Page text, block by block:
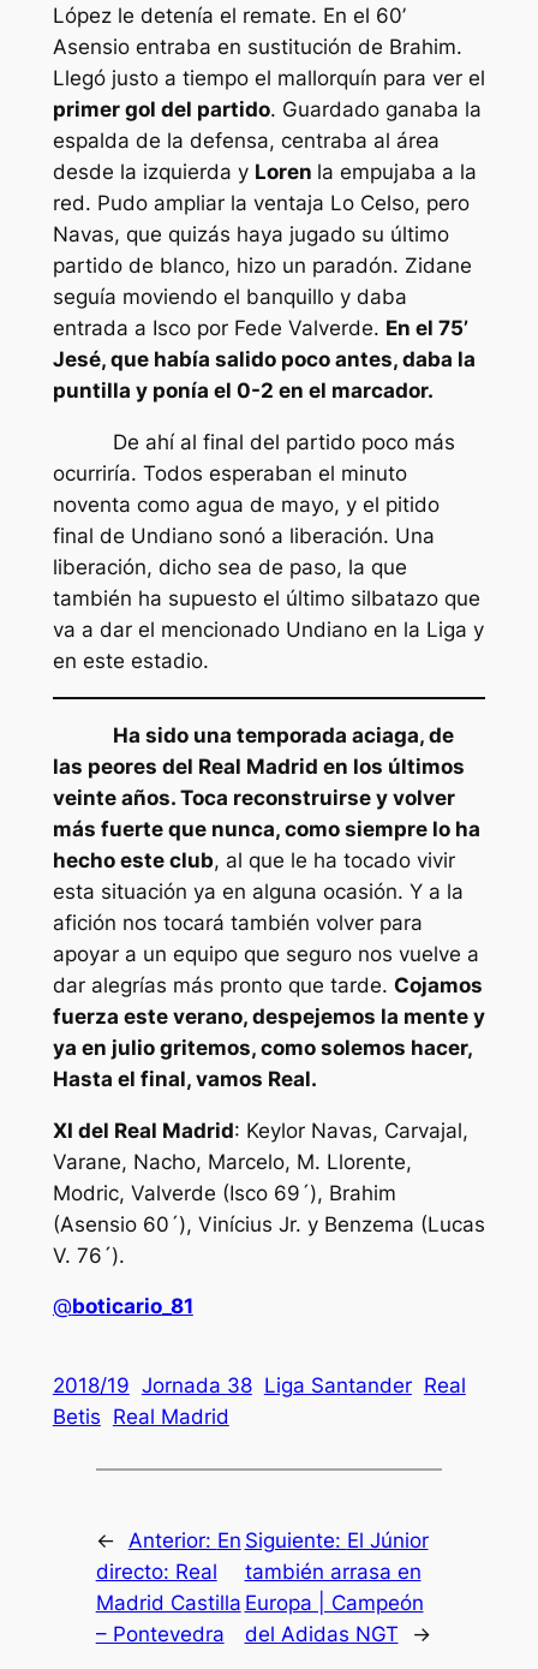
López le detenía el remate. En el 60’
Asensio entraba en sustitución de Brahim.
Llegó justo a tiempo el mallorquín para ver el
primer gol del partido. Guardado ganaba la
espalda de la defensa, centraba al área
desde la izquierda y Loren la empujaba a la
red. Pudo ampliar la ventaja Lo Celso, pero
Navas, que quizás haya jugado su último
partido de blanco, hizo un paradón. Zidane
seguía moviendo el banquillo y daba
entrada a Isco por Fede Valverde. En el 75’
Jesé, que había salido poco antes, daba la
puntilla y ponía el 0-2 en el marcador.
De ahí al final del partido poco más
ocurriría. Todos esperaban el minuto
noventa como agua de mayo, y el pitido
final de Undiano sonó a liberación. Una
liberación, dicho sea de paso, la que
también ha supuesto el último silbatazo que
va a dar el mencionado Undiano en la Liga y
en este estadio.
Ha sido una temporada aciaga, de
las peores del Real Madrid en los últimos
veinte años. Toca reconstruirse y volver
más fuerte que nunca, como siempre lo ha
hecho este club, al que le ha tocado vivir
esta situación ya en alguna ocasión. Y a la
afición nos tocará también volver para
apoyar a un equipo que seguro nos vuelve a
dar alegrías más pronto que tarde. Cojamos
fuerza este verano, despejemos la mente y
ya en julio gritemos, como solemos hacer,
Hasta el final, vamos Real.
XI del Real Madrid: Keylor Navas, Carvajal,
Varane, Nacho, Marcelo, M. Llorente,
Modric, Valverde (Isco 69´), Brahim
(Asensio 60´), Vinícius Jr. y Benzema (Lucas
V. 76´).
@boticario_81
2018/19 Jornada 38 Liga Santander Real
Betis Real Madrid
← Anterior: En
directo: Real
Madrid Castilla
– Pontevedra
Siguiente: El Júnior
también arrasa en
Europa | Campeón
del Adidas NGT
→